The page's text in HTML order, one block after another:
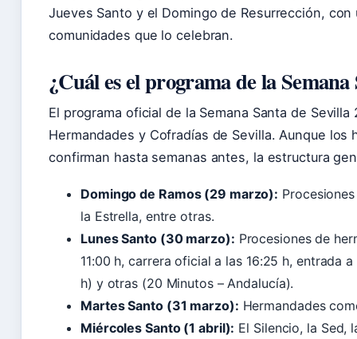
Jueves Santo y el Domingo de Resurrección,
comunidades que lo celebran.
¿Cuál es el programa de la
El programa oficial de la Semana Santa de
Hermandades y Cofradías de Sevilla. Aunque
confirman hasta semanas antes, la estructura
Domingo de Ramos (29 marzo):
la Estrella, entre otras.
Lunes Santo (30 marzo): Procesiones de
11:00 h, carrera oficial a las 16:25 h, entrada
h) y otras (20 Minutos – Andalucía).
Martes Santo (31 marzo): Hermandades
Miércoles Santo (1 abril): El Silencio, la Sed,